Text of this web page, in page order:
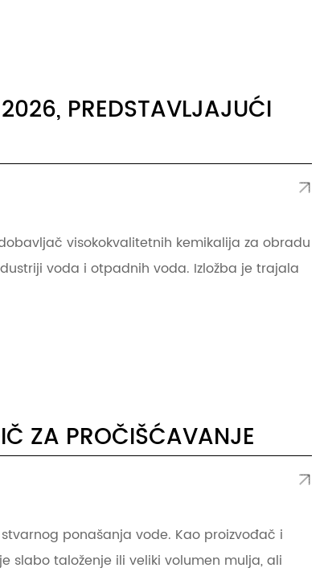
PREDSTAVLJAJUĆI
visokokvalitetnih kemikalija za obradu
voda i otpadnih voda. Izložba je trajala
ZA PROČIŠĆAVANJE
ponašanja vode. Kao proizvođač i
slabo taloženje ili veliki volumen mulja, ali